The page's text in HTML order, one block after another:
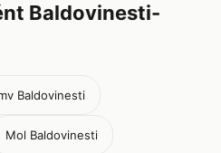
Baldovinesti-
Baldovinesti
Mol Baldovinesti